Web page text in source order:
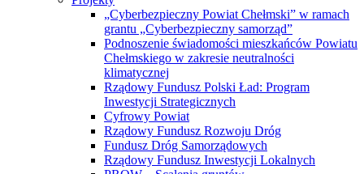
„Cyberbezpieczny Powiat Chełmski” w ramach
grantu „Cyberbezpieczny samorząd”
Podnoszenie świadomości mieszkańców Powiatu
Chełmskiego w zakresie neutralności
klimatycznej
Rządowy Fundusz Polski Ład: Program
Inwestycji Strategicznych
Cyfrowy Powiat
Rządowy Fundusz Rozwoju Dróg
Fundusz Dróg Samorządowych
Rządowy Fundusz Inwestycji Lokalnych